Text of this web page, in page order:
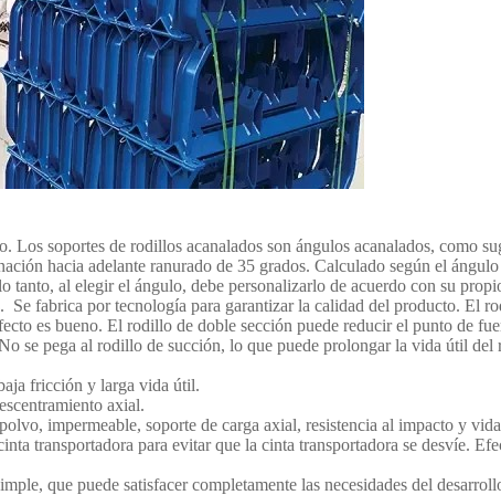
soportes de rodillos acanalados son ángulos acanalados, como
hacia adelante ranurado de 35 grados. Calculado según el
tanto, al elegir el ángulo, debe personalizarlo de acuerdo con su
fabrica por tecnología para garantizar la calidad del producto. El
es bueno. El rodillo de doble sección puede reducir el punto de
se pega al rodillo de succión, lo que puede prolongar la vida útil
fricción y larga vida útil.
axial.
impermeable, soporte de carga axial, resistencia al impacto y
transportadora para evitar que la cinta transportadora se desvíe.
que puede satisfacer completamente las necesidades del